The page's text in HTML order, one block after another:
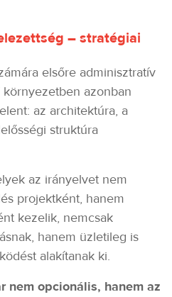
– stratégiai
elsőre adminisztratív
azonban
az architektúra, a
struktúra
az irányelvet nem
projektként, hanem
kezelik, nemcsak
hanem üzletileg is
alakítanak ki.
nem opcionális, hanem az